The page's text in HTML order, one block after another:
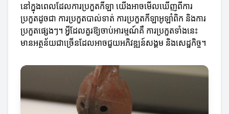
នៅក្នុងពេលដែលការប្រកួតកីឡា យើងអាចមើលឃើញពីការ
ប្រកួតដូចជា ការប្រកួតបាល់ទាត់ ការប្រកួតកីឡាអូឡាំពិក និងការ
ប្រកួតផ្សេងៗ។ អ្វីដែលគួរឱ្យចាប់អារម្មណ៍គឺ ការប្រកួតទាំងនេះ
មានអត្ថន័យជាច្រើនដែលអាចជួយអភិវឌ្ឍន៍សង្គម និងសេដ្ឋកិច្ច។